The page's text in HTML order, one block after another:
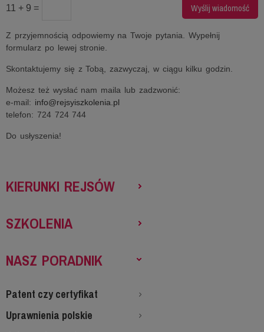
11 + 9 =
Z przyjemnością odpowiemy na Twoje pytania. Wypełnij
formularz po lewej stronie.
Skontaktujemy się z Tobą, zazwyczaj, w ciągu kilku godzin.
Możesz też wysłać nam maila lub zadzwonić:
e-mail: info@rejsyiszkolenia.pl
telefon: 724 724 744
Do usłyszenia!
KIERUNKI REJSÓW
SZKOLENIA
NASZ PORADNIK
Patent czy certyfikat
Uprawnienia polskie